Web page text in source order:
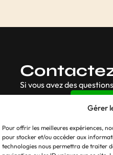
Gérer
Pour offrir les meilleures expériences,
pour stocker et/ou accéder aux
technologies nous permettra de traiter
Si vous avez des